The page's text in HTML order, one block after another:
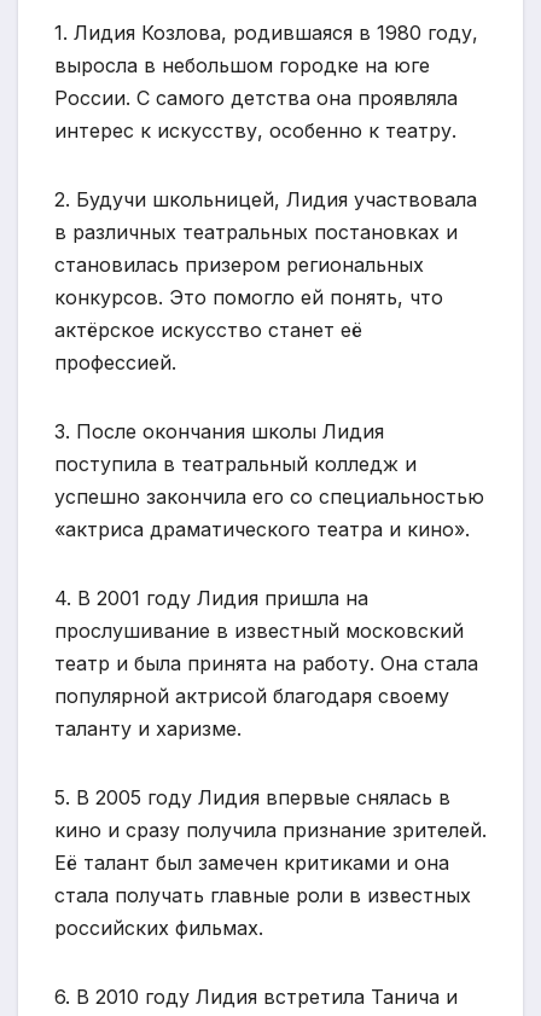
1. Лидия Козлова, родившаяся в 1980 году,
выросла в небольшом городке на юге
России. С самого детства она проявляла
интерес к искусству, особенно к театру.
2. Будучи школьницей, Лидия участвовала
в различных театральных постановках и
становилась призером региональных
конкурсов. Это помогло ей понять, что
актёрское искусство станет её
профессией.
3. После окончания школы Лидия
поступила в театральный колледж и
успешно закончила его со специальностью
«актриса драматического театра и кино».
4. В 2001 году Лидия пришла на
прослушивание в известный московский
театр и была принята на работу. Она стала
популярной актрисой благодаря своему
таланту и харизме.
5. В 2005 году Лидия впервые снялась в
кино и сразу получила признание зрителей.
Её талант был замечен критиками и она
стала получать главные роли в известных
российских фильмах.
6. В 2010 году Лидия встретила Танича и